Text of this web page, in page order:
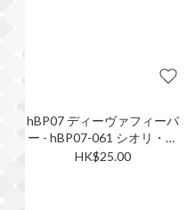
hBP07 ディーヴァフィーバ
ー - hBP07-061 シオリ・ノ
ヴェラ SR
HK$25.00